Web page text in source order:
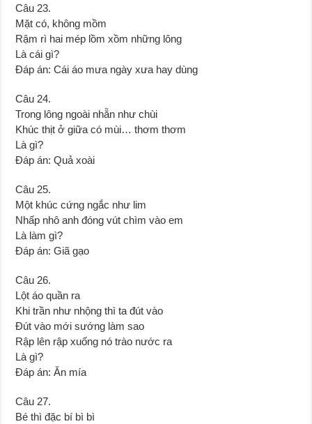
Câu 23.
Mặt có, không mồm
Rậm rì hai mép lồm xồm những lông
Là cái gì?
Đáp án: Cái áo mưa ngày xưa hay dùng
Câu 24.
Trong lông ngoài nhẵn như chùi
Khúc thịt ở giữa có mùi… thơm thơm
Là gì?
Đáp án: Quả xoài
Câu 25.
Một khúc cứng ngắc như lim
Nhấp nhô anh đóng vút chìm vào em
Là làm gì?
Đáp án: Giã gạo
Câu 26.
Lột áo quần ra
Khi trần như nhộng thì ta đút vào
Đút vào mới sướng làm sao
Rập lên rập xuống nó trào nước ra
Là gì?
Đáp án: Ăn mía
Câu 27.
Bé thì đặc bí bì bì